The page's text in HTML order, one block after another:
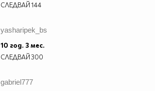
СЛЕДВАЙ144
yasharipek_bs
10 год. 3 мес.
СЛЕДВАЙ300
gabriel777